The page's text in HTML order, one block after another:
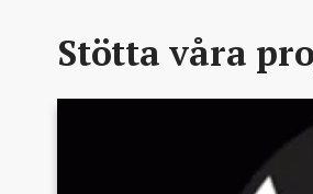
Stötta våra